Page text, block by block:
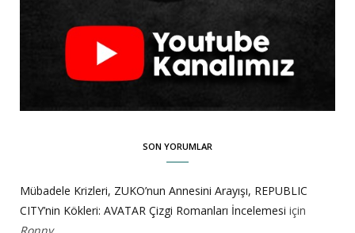
SON YORUMLAR
Mübadele Krizleri, ZUKO’nun Annesini Arayışı, REPUBLIC
CITY’nin Kökleri: AVATAR Çizgi Romanları İncelemesi için